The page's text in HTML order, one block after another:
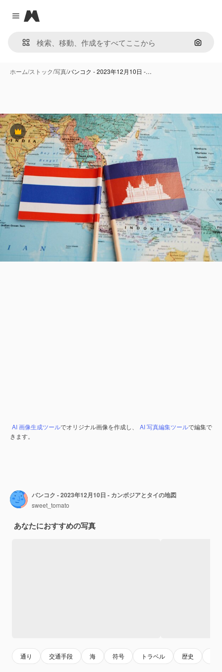
Close menu
Magnific
画像で
ホーム/ストック/写真/バンコク - 2023年12月10日 -…
Premium
AI 画像生成ツールでオリジナル画像を作成し、 AI 写真編集ツールで編集で
きます。
バンコク - 2023年12月10日 - カンボジアとタイの地図
sweet_tomato
あなたにおすすめの写真
通り 交通手段 海 符号 トラベル 歴史